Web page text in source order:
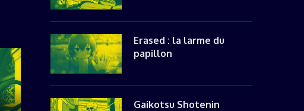
SUPER CROOKS EST UN SUSHI
STAR WARS : VISIONS A
Erased : la larme du
papillon
Gaikotsu Shotenin